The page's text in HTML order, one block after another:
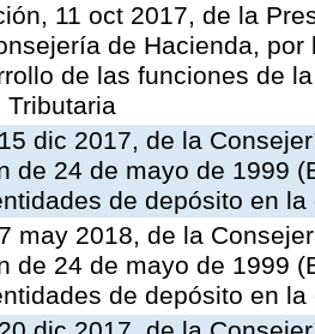
11 oct 2017, de la
de Hacienda,
de las funciones de
Tributaria
dic 2017, de la
de 24 de mayo de 1999
de depósito en
may 2018, de la
de 24 de mayo de 1999
de depósito en